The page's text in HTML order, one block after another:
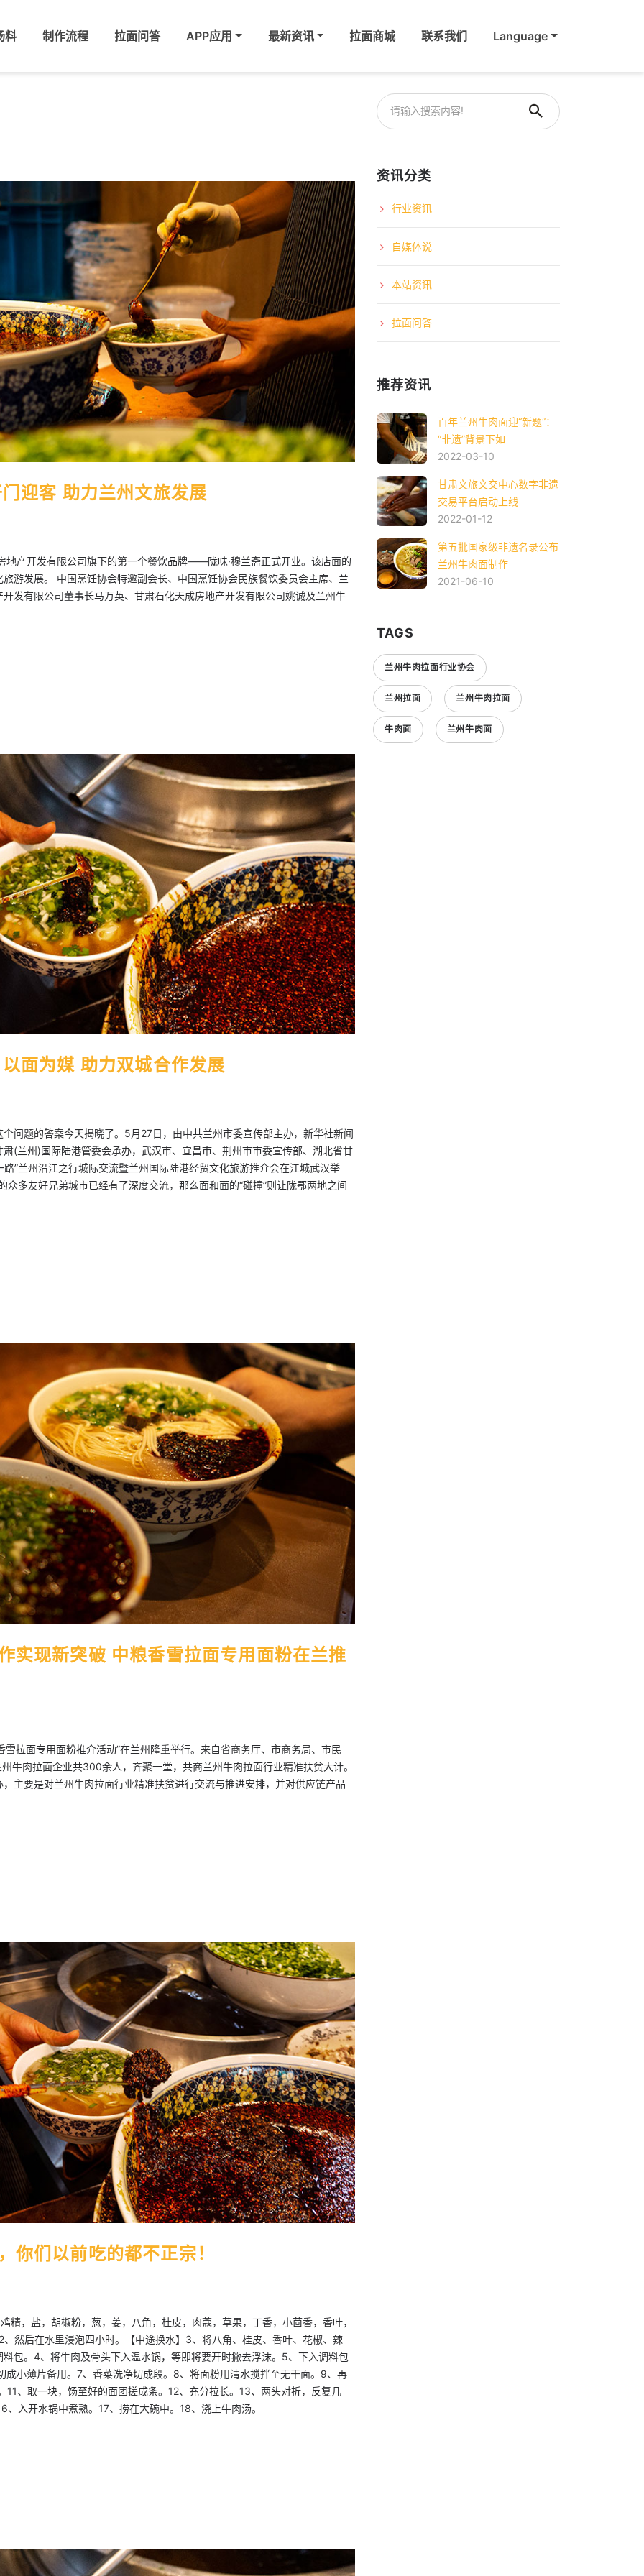
料 制作流程 拉面问答 APP应用 最新资讯 拉面商城 联系我们 Language
迎客 助力兰州文旅发展
产开发有限公司旗下的第一个餐饮品牌——陇味·穆兰斋正式开业。该店面的
游发展。 中国烹饪协会特邀副会长、中国烹饪协会民族餐饮委员会主席、兰
发有限公司董事长马万英、甘肃石化天成房地产开发有限公司姚诚及兰州牛
面为媒 助力双城合作发展
问题的答案今天揭晓了。5月27日，由中共兰州市委宣传部主办，新华社新闻
(兰州)国际陆港管委会承办，武汉市、宜昌市、荆州市市委宣传部、湖北省甘
”兰州沿江之行城际交流暨兰州国际陆港经贸文化旅游推介会在江城武汉举
众多友好兄弟城市已经有了深度交流，那么面和面的“碰撞”则让陇鄂两地之间
实现新突破 中粮香雪拉面专用面粉在兰推
拉面专用面粉推介活动”在兰州隆重举行。来自省商务厅、市商务局、市民
牛肉拉面企业共300余人，齐聚一堂，共商兰州牛肉拉面行业精准扶贫大计。
主要是对兰州牛肉拉面行业精准扶贫进行交流与推进安排，并对供应链产品
你们以前吃的都不正宗！
，盐，胡椒粉，葱，姜，八角，桂皮，肉蔻，草果，丁香，小茴香，香叶，
然后在水里浸泡四小时。【中途换水】3、将八角、桂皮、香叶、花椒、辣
包。4、将牛肉及骨头下入温水锅，等即将要开时撇去浮沫。5、下入调料包
小薄片备用。7、香菜洗净切成段。8、将面粉用清水搅拌至无干面。9、再
、取一块，饧至好的面团搓成条。12、充分拉长。13、两头对折，反复几
入开水锅中煮熟。17、捞在大碗中。18、浇上牛肉汤。
资讯分类
行业资讯
自媒体说
本站资讯
拉面问答
推荐资讯
百年兰州牛肉面迎“新题”：
“非遗”背景下如
2022-03-10
甘肃文旅文交中心数字非遗
交易平台启动上线
2022-01-12
第五批国家级非遗名录公布
兰州牛肉面制作
2021-06-10
TAGS
兰州牛肉拉面行业协会
兰州拉面 兰州牛肉拉面
牛肉面 兰州牛肉面